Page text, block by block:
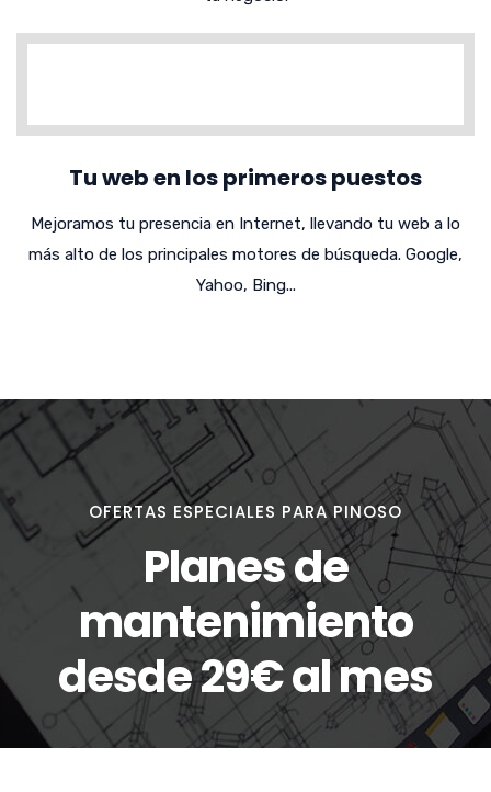
Tu web en los primeros puestos
Mejoramos tu presencia en Internet, llevando tu web a lo
más alto de los principales motores de búsqueda. Google,
Yahoo, Bing...
OFERTAS ESPECIALES PARA PINOSO
Planes de
mantenimiento
desde 29€ al mes